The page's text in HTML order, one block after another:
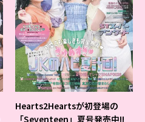
Hearts2Heartsが初登場の
「Seventeen」夏号発売中!!